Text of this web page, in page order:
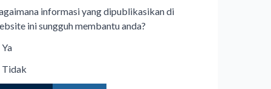
informasi yang dipublikasikan di
ini sungguh membantu anda?
Ya
Tidak